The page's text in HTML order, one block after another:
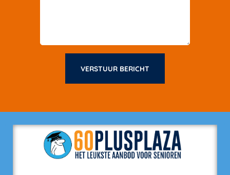
VERSTUUR BERICHT